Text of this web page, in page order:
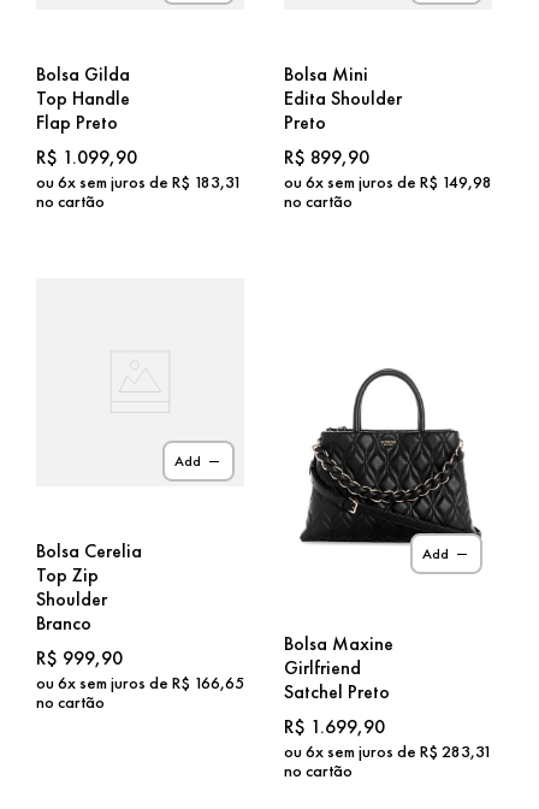
Bolsa Gilda
Top Handle
Flap Preto
R$ 1.099,90
ou6x sem juros de R$ 183,31
no cartão
Bolsa Mini
Edita Shoulder
Preto
R$ 899,90
ou6x sem juros de R$ 149,98
no cartão
Add
Bolsa Cerelia
Top Zip
Shoulder
Branco
R$ 999,90
ou6x sem juros de R$ 166,65
no cartão
Add
Bolsa Maxine
Girlfriend
Satchel Preto
R$ 1.699,90
ou6x sem juros de R$ 283,31
no cartão